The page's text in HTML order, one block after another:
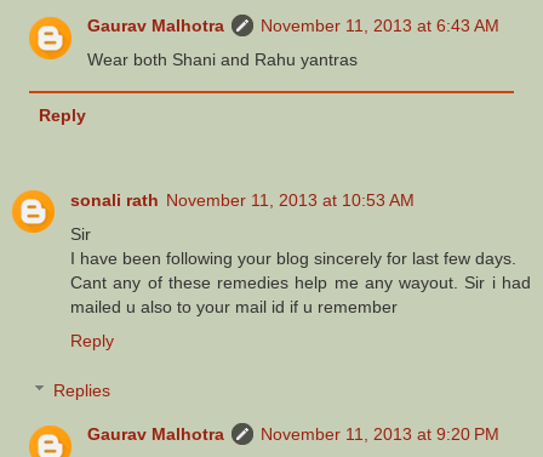
Gaurav Malhotra
November 11, 2013 at 6:43 AM
Wear both Shani and Rahu yantras
Reply
sonali rath November 11, 2013 at 10:53 AM
Sir
I have been following your blog sincerely for last few days.
Cant any of these remedies help me any wayout. Sir i had
mailed u also to your mail id if u remember
Reply
Replies
Gaurav Malhotra
November 11, 2013 at 9:20 PM